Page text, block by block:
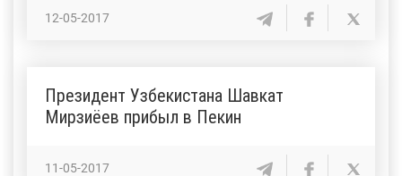
12-05-2017
Президент Узбекистана Шавкат
Мирзиёев прибыл в Пекин
11-05-2017